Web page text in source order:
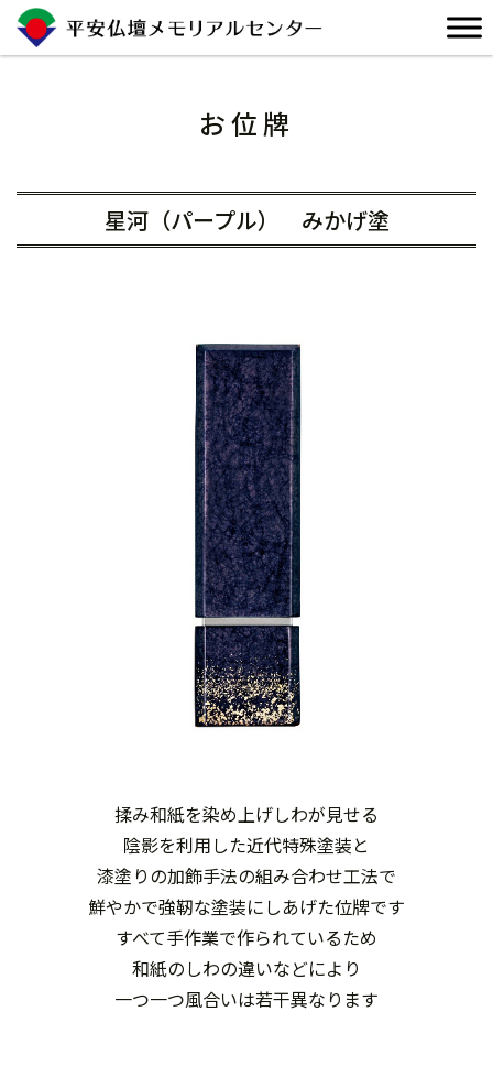
Skip
お位牌
星河（パープル） みかげ塗
揉み和紙を染め上げしわが見せる
陰影を利用した近代特殊塗装と
漆塗りの加飾手法の組み合わせ工法で
鮮やかで強靭な塗装にしあげた位牌です
すべて手作業で作られているため
和紙のしわの違いなどにより
一つ一つ風合いは若干異なります